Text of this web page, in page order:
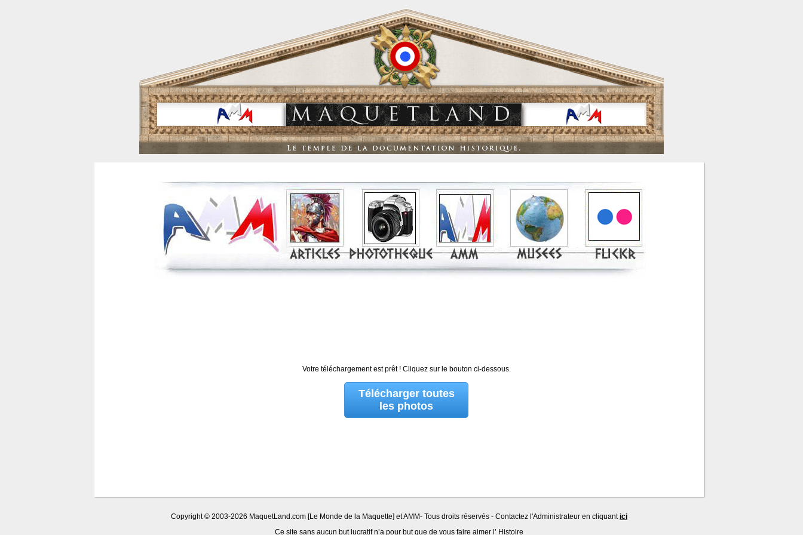
Votre téléchargement est prêt ! Cliquez sur le bouton ci-dessous.
Télécharger toutes
les photos
Copyright © 2003-2026 MaquetLand.com [Le Monde de la Maquette] et AMM- Tous droits réservés - Contactez l'Administrateur en cliquantici
Ce site sans aucun but lucratif n’a pour but que de vous faire aimer l’ Histoire